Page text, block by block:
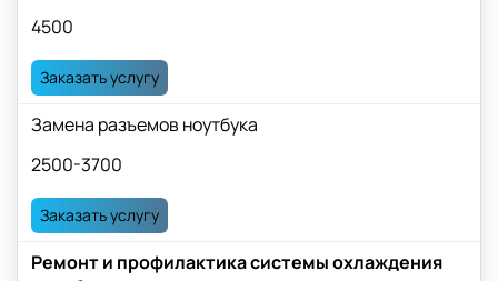
4500
Заказать услугу
Замена разъемов ноутбука
2500-3700
Заказать услугу
Ремонт и профилактика системы охлаждения